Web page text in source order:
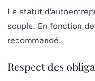
Le statut
souple. En fonction
recommandé.
Respect des